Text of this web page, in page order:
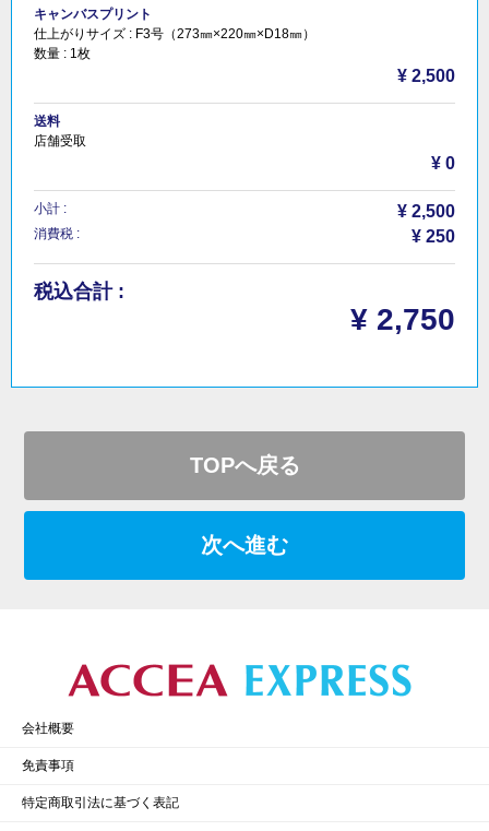
キャンバスプリント
仕上がりサイズ : F3号（273㎜×220㎜×D18㎜）
数量 : 1枚
¥ 2,500
送料
店舗受取
¥ 0
小計 : ¥ 2,500
消費税 : ¥ 250
税込合計 :
¥ 2,750
TOPへ戻る
次へ進む
会社概要
免責事項
特定商取引法に基づく表記